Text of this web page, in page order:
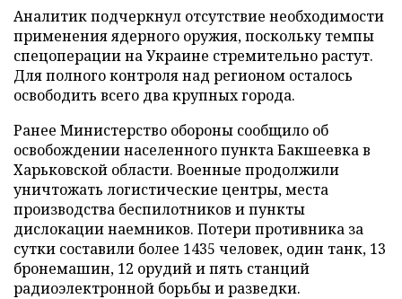
Аналитик подчеркнул отсутствие необходимости
применения ядерного оружия, поскольку темпы
спецоперации на Украине стремительно растут.
Для полного контроля над регионом осталось
освободить всего два крупных города.
Ранее Министерство обороны сообщило об
освобождении населенного пункта Бакшеевка в
Харьковской области. Военные продолжили
уничтожать логистические центры, места
производства беспилотников и пункты
дислокации наемников. Потери противника за
сутки составили более 1435 человек, один танк, 13
бронемашин, 12 орудий и пять станций
радиоэлектронной борьбы и разведки.